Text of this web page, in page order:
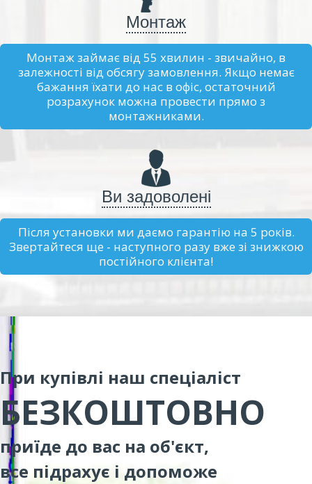
Монтаж
Монтаж займає від 55 хвилин - звичайно, в
залежності від обсягу замовлення. Якщо немає
бажання їхати до нас в офіс, остаточний
розрахунок можна провести прямо з
монтажниками.
Ви задоволені
Після установки ми даємо гарантію на 5 років.
Звертайтеся ще - наступного разу вже зі знижкою
постійного клієнта!
При купівлі наш спеціаліст
БЕЗКОШТОВНО
приїде до вас на об'єкт,
все підрахує і допоможе